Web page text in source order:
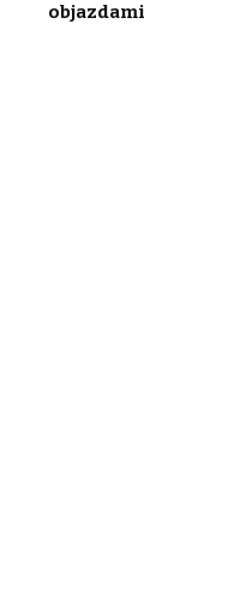
objazdami